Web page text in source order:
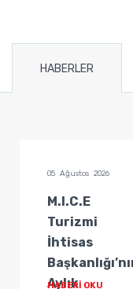
HABERLER
05 Ağustos 2026
M.I.C.E
Turizmi
İhtisas
Aylık
HABERİ OKU